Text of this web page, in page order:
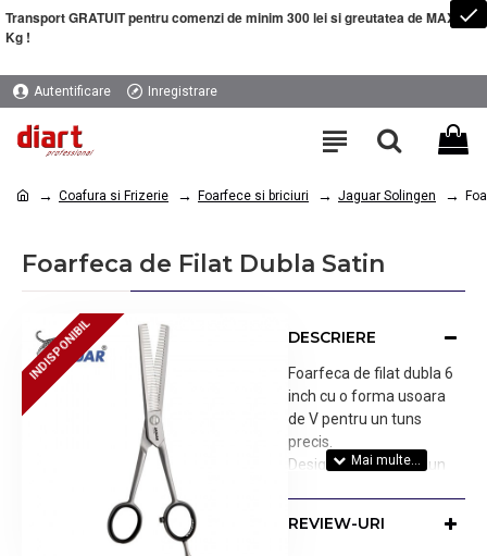
Transport GRATUIT pentru comenzi de minim 300 lei si greutatea de MAXIM 5
Kg !
Autentificare Inregistrare
Coafura si Frizerie Foarfece si briciuri Jaguar Solingen
Foarfeca de Filat Dubla Satin
INDISPONIBIL
INDISPONIBIL DESCRIERE
Foarfeca de filat dubla 6
inch cu o forma usoara
de V pentru un tuns
precis.
Design clasic pentru un
REVIEW-URI